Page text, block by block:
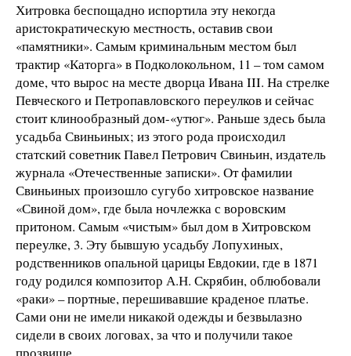
Хитровка беспощадно испортила эту некогда
аристократическую местность, оставив свои
«памятники». Самым криминальным местом был
трактир «Каторга» в Подколокольном, 11 – том самом
доме, что вырос на месте дворца Ивана III. На стрелке
Певческого и Петропавловского переулков и сейчас
стоит клинообразный дом-«утюг». Раньше здесь была
усадьба Свиньиных; из этого рода происходил
статский советник Павел Петрович Свиньин, издатель
журнала «Отечественные записки». От фамилии
Свиньиных произошло сугубо хитровское название
«Свиной дом», где была ночлежка с воровским
притоном. Самым «чистым» был дом в Хитровском
переулке, 3. Эту бывшую усадьбу Лопухиных,
родственников опальной царицы Евдокии, где в 1871
году родился композитор А.Н. Скрябин, облюбовали
«раки» – портные, перешивавшие краденое платье.
Сами они не имели никакой одежды и безвылазно
сидели в своих логовах, за что и получили такое